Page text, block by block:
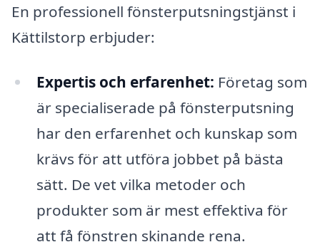
En professionell fönsterputsningstjänst i
Kättilstorp erbjuder:
Expertis och erfarenhet: Företag som
är specialiserade på fönsterputsning
har den erfarenhet och kunskap som
krävs för att utföra jobbet på bästa
sätt. De vet vilka metoder och
produkter som är mest effektiva för
att få fönstren skinande rena.